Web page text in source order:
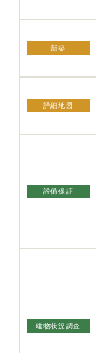
新築
詳細地図
設備保証
建物状況調査